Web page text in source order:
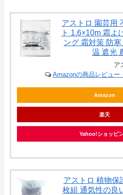
アストロ 園芸用
ト 1.6×10m 霜よ
ング 霜対策 防
温 遮光
ア
Amazonの商品レビュー
Amazon
楽天
Yahoo!ショッピ
アストロ 植物保
枚組 通気性の良